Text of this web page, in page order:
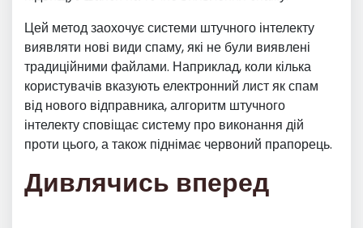
Цей метод заохочує системи штучного інтелекту
виявляти нові види спаму, які не були виявлені
традиційними файлами. Наприклад, коли кілька
користувачів вказують електронний лист як спам
від нового відправника, алгоритм штучного
інтелекту сповіщає систему про виконання дій
проти цього, а також піднімає червоний прапорець.
Дивлячись вперед